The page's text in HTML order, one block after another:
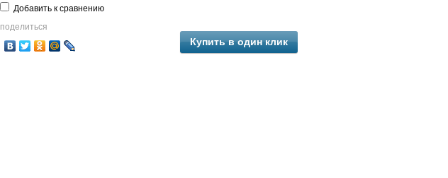
Добавить к сравнению
поделиться
Купить в один клик